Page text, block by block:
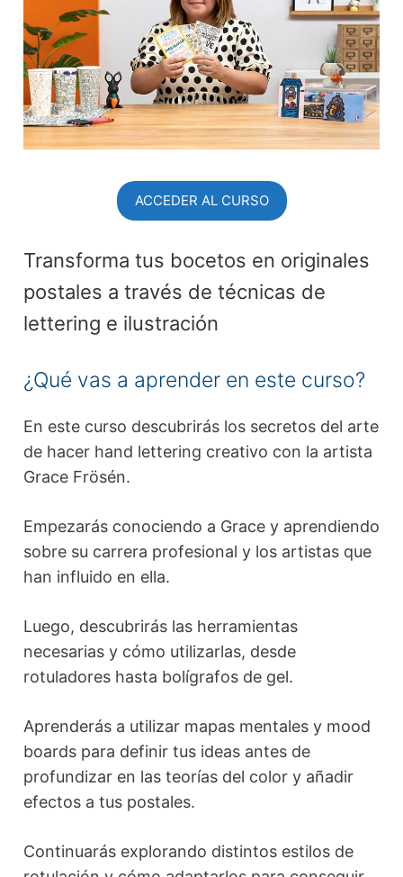
ACCEDER AL CURSO
Transforma tus bocetos en originales
postales a través de técnicas de
lettering e ilustración
¿Qué vas a aprender en este curso?
En este curso descubrirás los secretos del arte
de hacer hand lettering creativo con la artista
Grace Frösén.
Empezarás conociendo a Grace y aprendiendo
sobre su carrera profesional y los artistas que
han influido en ella.
Luego, descubrirás las herramientas
necesarias y cómo utilizarlas, desde
rotuladores hasta bolígrafos de gel.
Aprenderás a utilizar mapas mentales y mood
boards para definir tus ideas antes de
profundizar en las teorías del color y añadir
efectos a tus postales.
Continuarás explorando distintos estilos de